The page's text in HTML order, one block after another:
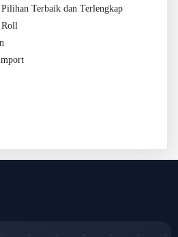
Terbaik dan Terlengkap
Roll